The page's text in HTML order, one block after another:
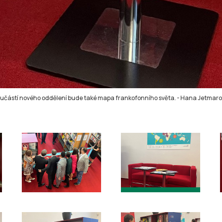
nového oddělení bude také mapa frankofonního světa.-Hana